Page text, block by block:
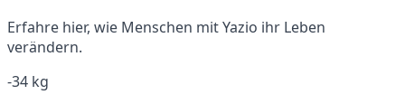
Erfahre hier, wie Menschen mit Yazio ihr Leben
verändern.
-34 kg